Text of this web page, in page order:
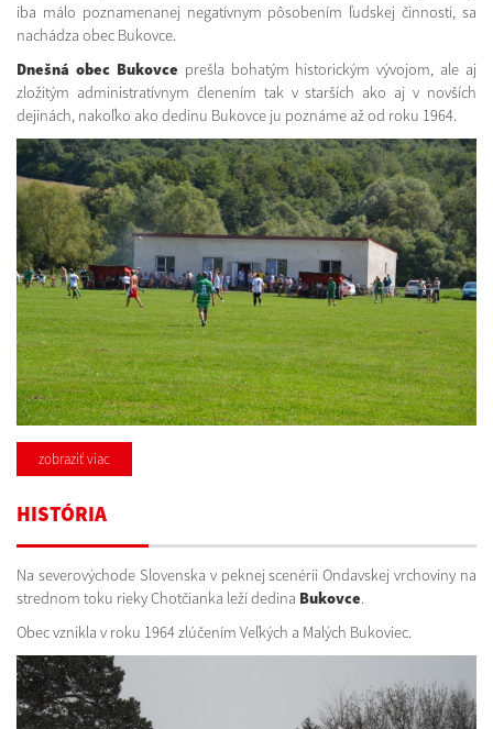
iba málo poznamenanej negatívnym pôsobením ľudskej činnosti, sa
nachádza obec Bukovce.
Dnešná obec Bukovce prešla bohatým historickým vývojom, ale aj
zložitým administratívnym členením tak v starších ako aj v novších
dejinách, nakoľko ako dedinu Bukovce ju poznáme až od roku 1964.
zobraziť viac
HISTÓRIA
Na severovýchode Slovenska v peknej scenérii Ondavskej vrchoviny na
strednom toku rieky Chotčianka leží dedina Bukovce.
Obec vznikla v roku 1964 zlúčením Veľkých a Malých Bukoviec.